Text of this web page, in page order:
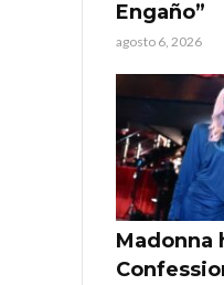
Engaño”
agosto 6, 2026
Madonna